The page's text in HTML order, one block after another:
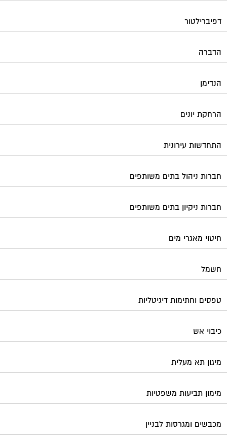
דפיברילטור
הדברה
הנדימן
הרחקת יונים
התחדשות עירונית
חברות ניהול בתים משותפים
חברות ניקיון בתים משותפים
חיטוי מאגרי מים
חשמל
טפסים וחתימות דיגיטליות
כיבוי אש
מיגון תא מעלית
מימון תביעות משפטיות
מכבשים ומגרסות לבניין